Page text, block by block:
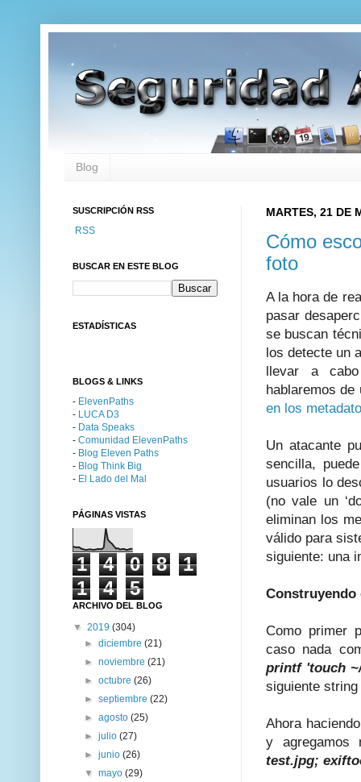
Blog
MARTES, 21 DE
Cómo
foto
A la hora de
pasar
se buscan
los detecte un
llevar a
hablaremos
en los
Un atacante
sencilla,
usuarios lo
(no vale un
eliminan los
válido para
siguiente: una
Construyendo
Como primer
caso nada
printf 'touch
siguiente
Ahora
y
test.jpg;
SUSCRIPCIÓN RSS
RSS
BUSCAR EN ESTE BLOG
ESTADÍSTICAS
BLOGS & LINKS
- ElevenPaths
- LUCA D3
- Data Speaks
- Comunidad ElevenPaths
- Blog Eleven Paths
- Blog Think Big
- El Lado del Mal
PÁGINAS VISTAS
1 4 0 8
1
1
4 5
ARCHIVO DEL BLOG
▼ 2019 (304)
►diciembre(21)
►noviembre(21)
►octubre(26)
►septiembre(22)
►agosto(25)
►julio(27)
►junio(26)
▼mayo(29)